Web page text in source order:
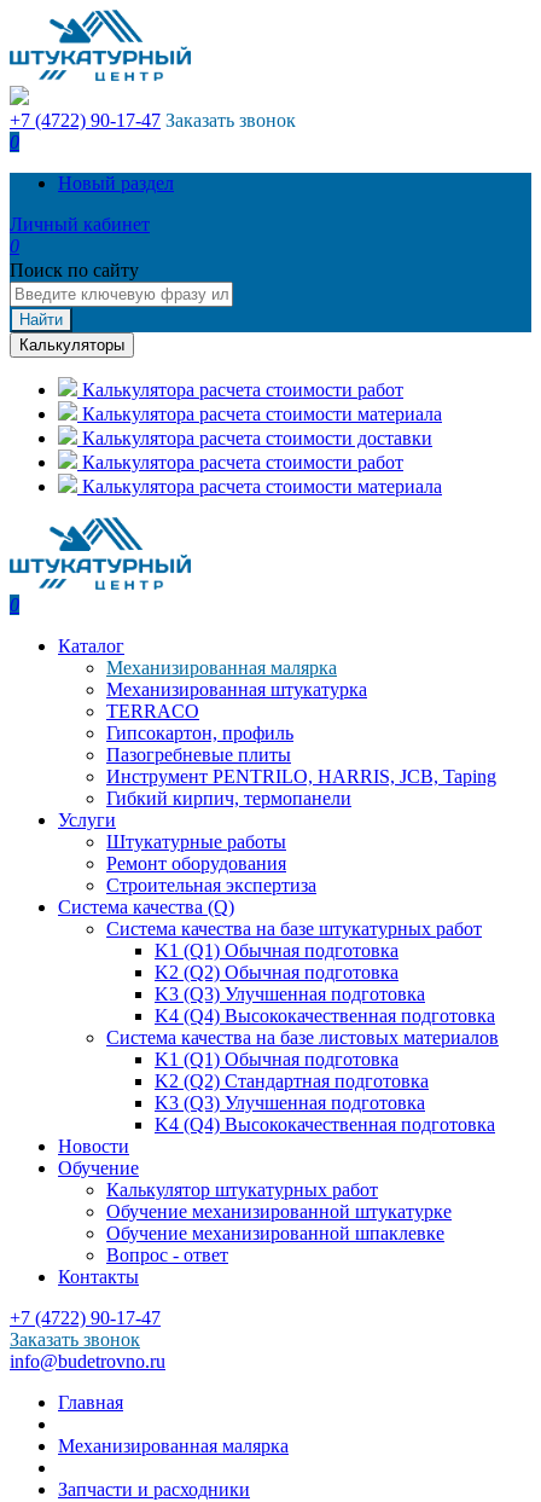
+7 (4722) 90-17-47 Заказать звонок
0
Новый раздел
Личный кабинет
0
Поиск по сайту
Найти
Калькуляторы
Калькулятора расчета стоимости работ
Калькулятора расчета стоимости материала
Калькулятора расчета стоимости доставки
Калькулятора расчета стоимости работ
Калькулятора расчета стоимости материала
0
Каталог
Механизированная малярка
Механизированная штукатурка
TERRACO
Гипсокартон, профиль
Пазогребневые плиты
Инструмент PENTRILO, HARRIS, JCB, Taping
Гибкий кирпич, термопанели
Услуги
Штукатурные работы
Ремонт оборудования
Строительная экспертиза
Система качества (Q)
Система качества на базе штукатурных работ
K1 (Q1) Обычная подготовка
K2 (Q2) Обычная подготовка
K3 (Q3) Улучшенная подготовка
K4 (Q4) Высококачественная подготовка
Система качества на базе листовых материалов
K1 (Q1) Обычная подготовка
K2 (Q2) Стандартная подготовка
K3 (Q3) Улучшенная подготовка
K4 (Q4) Высококачественная подготовка
Новости
Обучение
Калькулятор штукатурных работ
Обучение механизированной штукатурке
Обучение механизированной шпаклевке
Вопрос - ответ
Контакты
+7 (4722) 90-17-47
Заказать звонок
info@budetrovno.ru
Главная
Механизированная малярка
Запчасти и расходники